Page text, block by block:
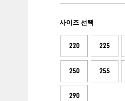
사이즈 선택
220 225
250 255
290